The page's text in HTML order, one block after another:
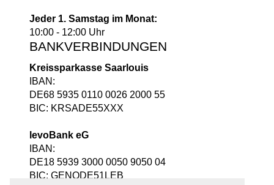
Jeder 1. Samstag im Monat:
10:00 - 12:00 Uhr
BANKVERBINDUNGEN
Kreissparkasse Saarlouis
IBAN:
DE68 5935 0110 0026 2000 55
BIC: KRSADE55XXX
levoBank eG
IBAN:
DE18 5939 3000 0050 9050 04
BIC: GENODE51LEB